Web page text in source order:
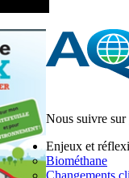
Nous suivre sur
Enjeux et
Biométhane
Changements